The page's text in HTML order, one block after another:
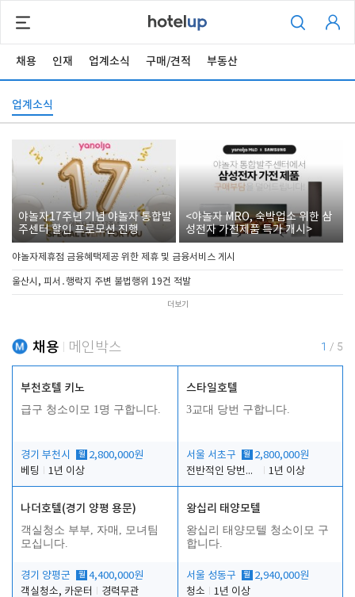
채용 인재 업계소식 구매/견적 부동산
업계소식
야놀자17주년 기념 야놀자 통합발
주센터 할인 프로모션 진행
<야놀자 MRO, 숙박업소 위한 삼
성전자 가전제품 특가 개시>
야놀자제휴점 금융혜택제공 위한 제휴 및 금융서비스 게시
울산시, 피서․행락지 주변 불법행위 19건 적발
더보기
채용 메인박스 1 / 5
부천호텔 키노
급구 청소이모 1명 구합니다.
경기 부천시 월 2,800,000원
베팅
1년 이상
스타일호텔
3교대 당번 구합니다.
서울 서초구 월 2,800,000원
전반적인 당번업무
1년 이상
나더호텔(경기 양평 용문)
객실청소 부부, 자매, 모녀팀
모십니다.
경기 양평군 월 4,400,000원
객실청소, 카운터
경력무관
왕십리 태양모텔
왕십리 태양모텔 청소이모 구
합니다.
서울 성동구 월 2,940,000원
청소
1년 이상